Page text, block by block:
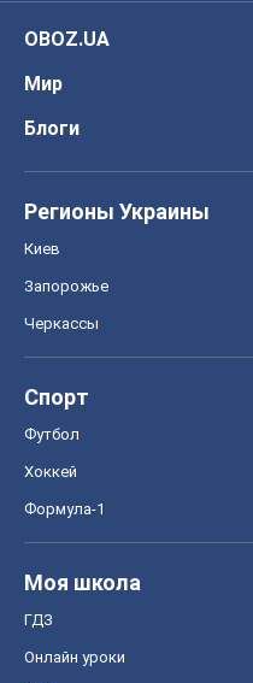
OBOZ.UA
Мир
Блоги
Регионы Украины
Киев
Запорожье
Черкассы
Спорт
Футбол
Хоккей
Формула-1
Моя школа
ГДЗ
Онлайн уроки